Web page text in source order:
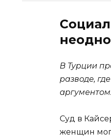
В Турции
разводе,
аргументом.
Суд в
женщин